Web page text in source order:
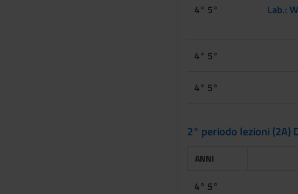
4° 5°
Lab.:
4° 5°
4° 5°
2° periodo lezioni
ANNI
4° 5°